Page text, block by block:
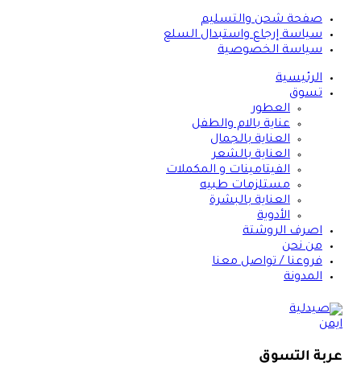
صفحة شحن والتسليم
سياسة إرجاع واستبدال السلع
سياسة الخصوصية
الرئيسية
تسوق
العطور
عناية بالام والطفل
العناية بالجمال
العناية بالشعر
الفيتامينات و المكملات
مستلزمات طبيه
العناية بالبشرة
الأدوية
اصرف الروشتة
من نحن
فروعنا / تواصل معنا
المدونة
عربة التسوق